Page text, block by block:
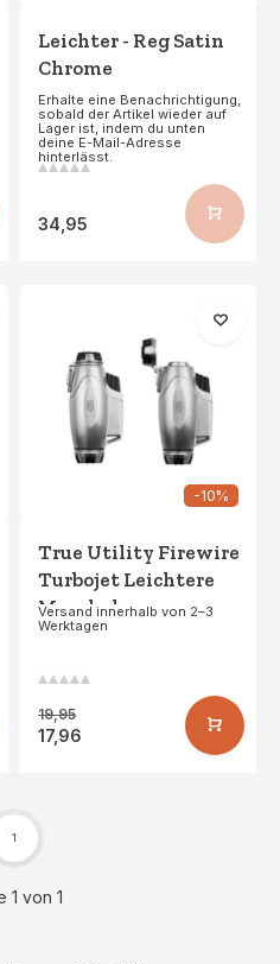
Leichter - Reg Satin
Chrome
Erhalte eine Benachrichtigung,
sobald der Artikel wieder auf
Lager ist, indem du unten
deine E-Mail-Adresse
hinterlässt.
34,95
-10%
True Utility Firewire
Turbojet Leichtere
Muschel
Versand innerhalb von 2–3
Werktagen
19,95
17,96
1 von 1
1